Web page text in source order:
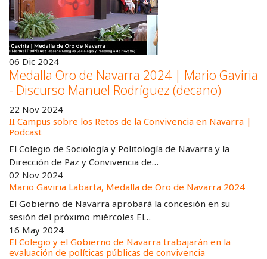
06 Dic 2024
Medalla Oro de Navarra 2024 | Mario Gaviria
- Discurso Manuel Rodríguez (decano)
22 Nov 2024
II Campus sobre los Retos de la Convivencia en Navarra |
Podcast
El Colegio de Sociología y Politología de Navarra y la
Dirección de Paz y Convivencia de…
02 Nov 2024
Mario Gaviria Labarta, Medalla de Oro de Navarra 2024
El Gobierno de Navarra aprobará la concesión en su
sesión del próximo miércoles El…
16 May 2024
El Colegio y el Gobierno de Navarra trabajarán en la
evaluación de políticas públicas de convivencia